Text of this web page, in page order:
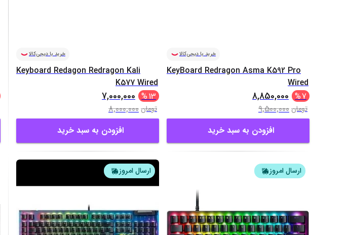
خرید با دیجی‌کالا
Keyboard Redagon Redragon Kali
K577 Wired
7,000,000 %13
8,000,000تومان
افزودن به سبد خرید
خرید با دیجی‌کالا
KeyBoard Redragon Asma K592 Pro
Wired
8,850,000 %7
9,500,000تومان
افزودن به سبد خرید
ارسال امروز ارسال امروز